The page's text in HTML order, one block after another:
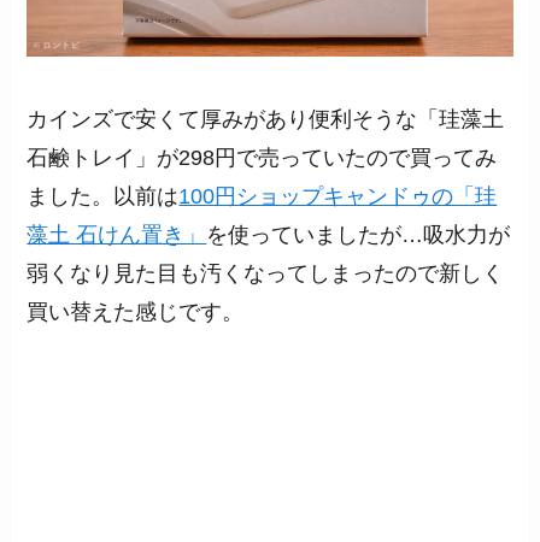
カインズで安くて厚みがあり便利そうな「珪藻土
石鹸トレイ」が298円で売っていたので買ってみ
ました。以前は100円ショップキャンドゥの「珪
藻土 石けん置き」 を使っていましたが…吸水力が
弱くなり見た目も汚くなってしまったので新しく
買い替えた感じです。